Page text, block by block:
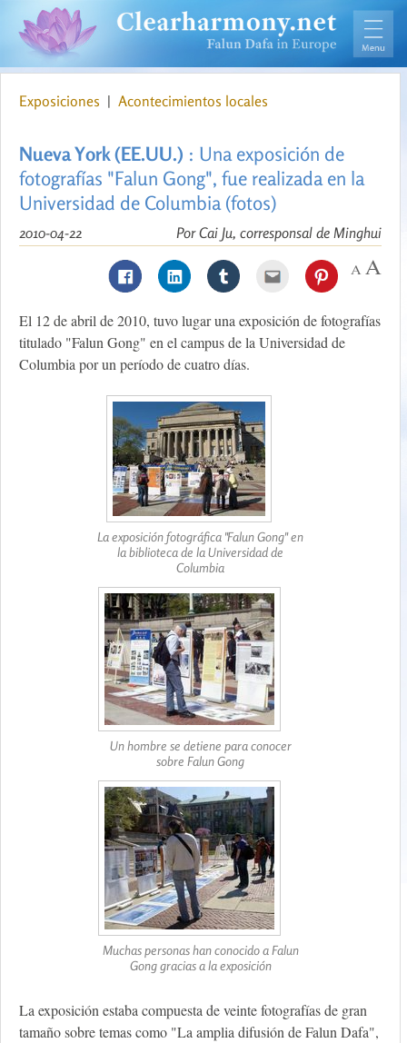
Exposiciones | Acontecimientos locales
Nueva York (EE.UU.) : Una exposición de
fotografías "Falun Gong", fue realizada en la
Universidad de Columbia (fotos)
Por Cai Ju, corresponsal de Minghui
2010-04-22
El 12 de abril de 2010, tuvo lugar una exposición de fotografías
titulado "Falun Gong" en el campus de la Universidad de
Columbia por un período de cuatro días.
La exposición fotográfica "Falun Gong" en
la biblioteca de la Universidad de
Columbia
Un hombre se detiene para conocer
sobre Falun Gong
Muchas personas han conocido a Falun
Gong gracias a la exposición
La exposición estaba compuesta de veinte fotografías de gran
tamaño sobre temas como "La amplia difusión de Falun Dafa",